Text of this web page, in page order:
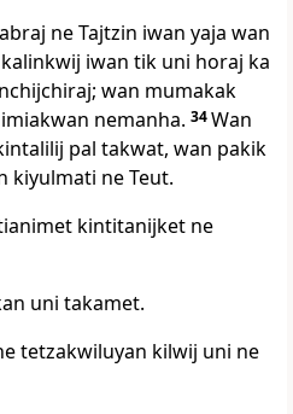
ne Tajtzin iwan yaja wan
iwan tik uni horaj ka
wan mumakak
nemanha. 34Wan
pal takwat, wan pakik
kiyulmati ne Teut.
kintitanijket ne
uni takamet.
tetzakwiluyan kilwij uni ne